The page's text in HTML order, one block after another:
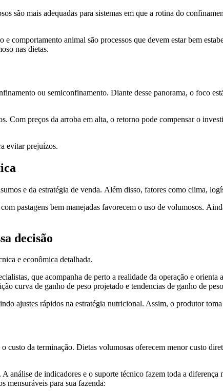
são mais adequadas para sistemas em que a rotina do
comportamento animal são processos que devem estar bem
nas dietas.
ou semiconfinamento. Diante desse panorama, o foco
Com preços da arroba em alta, o retorno pode compensar o
evitar prejuízos.
e da estratégia de venda. Além disso, fatores como clima,
pastagens bem manejadas favorecem o uso de volumosos.
decisão
e econômica detalhada.
que acompanha de perto a realidade da operação e
curva de ganho de peso projetado e tendencias de ganho de
ajustes rápidos na estratégia nutricional. Assim, o produtor
custo da terminação. Dietas volumosas oferecem menor custo
análise de indicadores e o suporte técnico fazem toda a
mensuráveis para sua fazenda: